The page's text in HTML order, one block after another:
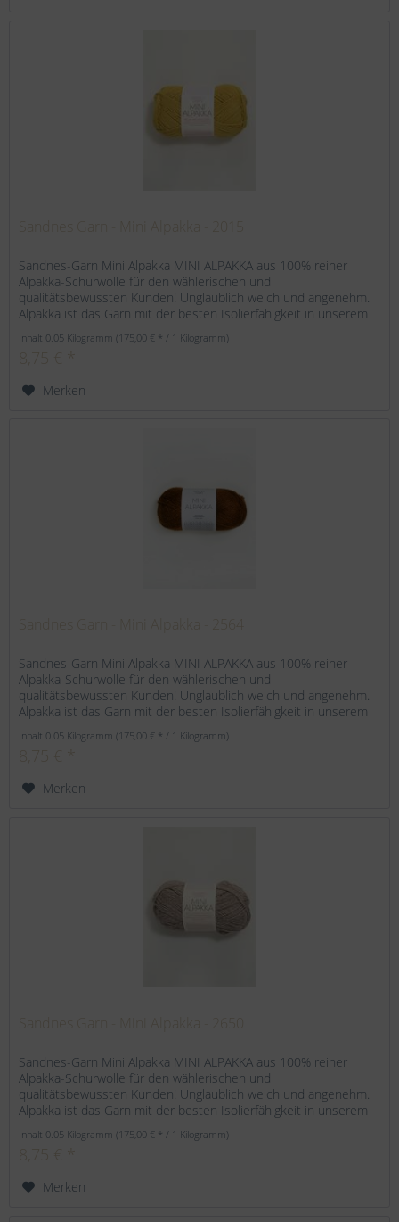
Sandnes-Garn Mini Alpakka MINI ALPAKKA aus 100% reiner
Alpakka-Schurwolle für den wählerischen und
qualitätsbewussten Kunden! Unglaublich weich und angenehm.
Alpakka ist das Garn mit der besten Isolierfähigkeit in unserem
Inhalt 0.05 Kilogramm(175,00 € * / 1 Kilogramm)
Merken
Sandnes-Garn Mini Alpakka MINI ALPAKKA aus 100% reiner
Alpakka-Schurwolle für den wählerischen und
qualitätsbewussten Kunden! Unglaublich weich und angenehm.
Alpakka ist das Garn mit der besten Isolierfähigkeit in unserem
Inhalt 0.05 Kilogramm(175,00 € * / 1 Kilogramm)
Merken
Sandnes-Garn Mini Alpakka MINI ALPAKKA aus 100% reiner
Alpakka-Schurwolle für den wählerischen und
qualitätsbewussten Kunden! Unglaublich weich und angenehm.
Alpakka ist das Garn mit der besten Isolierfähigkeit in unserem
Inhalt 0.05 Kilogramm(175,00 € * / 1 Kilogramm)
Merken